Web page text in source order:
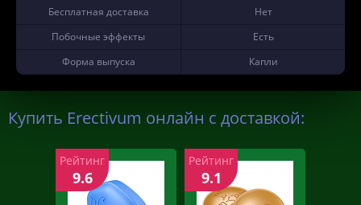
Бесплатная доставка
Нет
Побочные эффекты
Есть
Форма выпуска
Капли
Купить Erectivum онлайн с доставкой:
Рейтинг
9.6
Рейтинг
9.1